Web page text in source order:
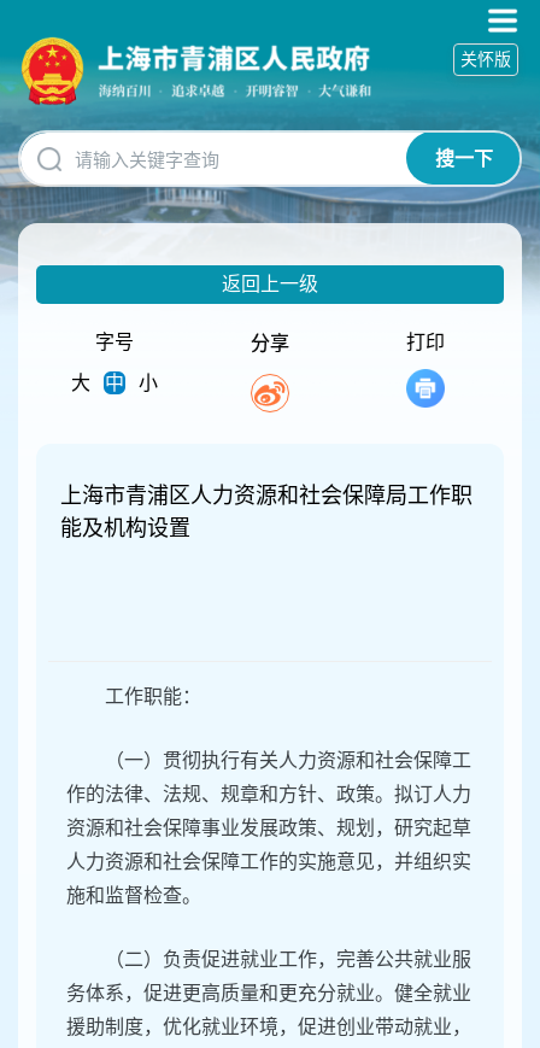
碍
操
明
跳
转
到
网
搜一下
关怀版
返回上一级
字号
大
中 小
分享 打印
上海市青浦区人力资源和社会保障局工作职
能及机构设置
工作职能：
（一）贯彻执行有关人力资源和社会保障工
作的法律、法规、规章和方针、政策。拟订人力
资源和社会保障事业发展政策、规划，研究起草
人力资源和社会保障工作的实施意见，并组织实
施和监督检查。
（二）负责促进就业工作，完善公共就业服
务体系，促进更高质量和更充分就业。健全就业
援助制度，优化就业环境，促进创业带动就业，